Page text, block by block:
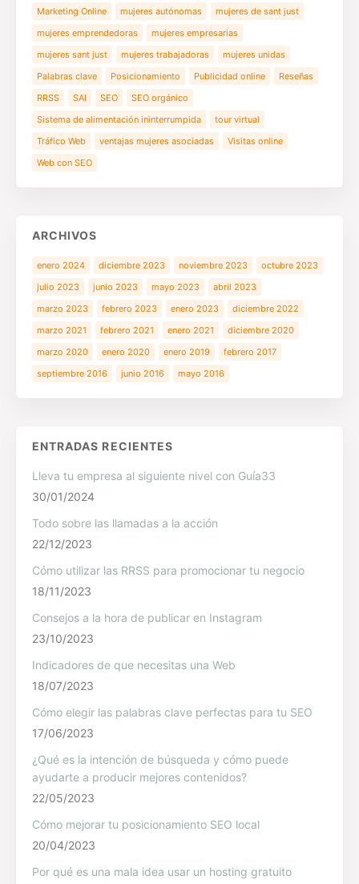
Marketing Online
mujeres autónomas
mujeres de sant just
mujeres emprendedoras
mujeres empresarias
mujeres sant just
mujeres trabajadoras
mujeres unidas
Palabras clave
Posicionamiento Publicidad online
Reseñas
RRSS
SAI SEO
SEO orgánico
Sistema de alimentación ininterrumpida
tour virtual
Tráfico Web
ventajas mujeres asociadas
Visitas online
Web con SEO
ARCHIVOS
enero 2024 diciembre 2023 noviembre 2023
octubre 2023
julio 2023
junio 2023 mayo 2023
abril 2023
marzo 2023
febrero 2023 enero 2023
diciembre 2022
marzo 2021
febrero 2021 enero 2021
diciembre 2020
marzo 2020
enero 2020 enero 2019
febrero 2017
septiembre 2016
junio 2016 mayo 2016
ENTRADAS RECIENTES
Lleva tu empresa al siguiente nivel con Guía33
30/01/2024
Todo sobre las llamadas a la acción
22/12/2023
Cómo utilizar las RRSS para promocionar tu negocio
18/11/2023
Consejos a la hora de publicar en Instagram
23/10/2023
Indicadores de que necesitas una Web
18/07/2023
Cómo elegir las palabras clave perfectas para tu SEO
17/06/2023
¿Qué es la intención de búsqueda y cómo puede
ayudarte a producir mejores contenidos?
22/05/2023
Cómo mejorar tu posicionamiento SEO local
20/04/2023
Por qué es una mala idea usar un hosting gratuito